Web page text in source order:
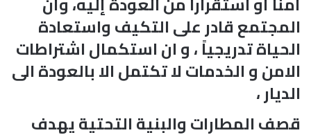
المجتمع قادر على التكيف واستعادة
الحياة تدريجياً ، و ان استكمال اشتراطات
الامن و الخدمات لا تكتمل الا بالعودة الى
الديار ،
قصف المطارات والبنية التحتية يهدف